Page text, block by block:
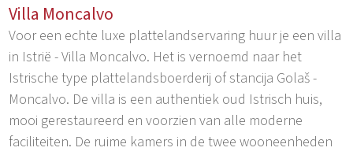
Villa Moncalvo
Voor een echte luxe plattelandservaring huur je een villa
in Istrië - Villa Moncalvo. Het is vernoemd naar het
Istrische type plattelandsboerderij of stancija Golaš -
Moncalvo. De villa is een authentiek oud Istrisch huis,
mooi gerestaureerd en voorzien van alle moderne
faciliteiten. De ruime kamers in de twee wooneenheden